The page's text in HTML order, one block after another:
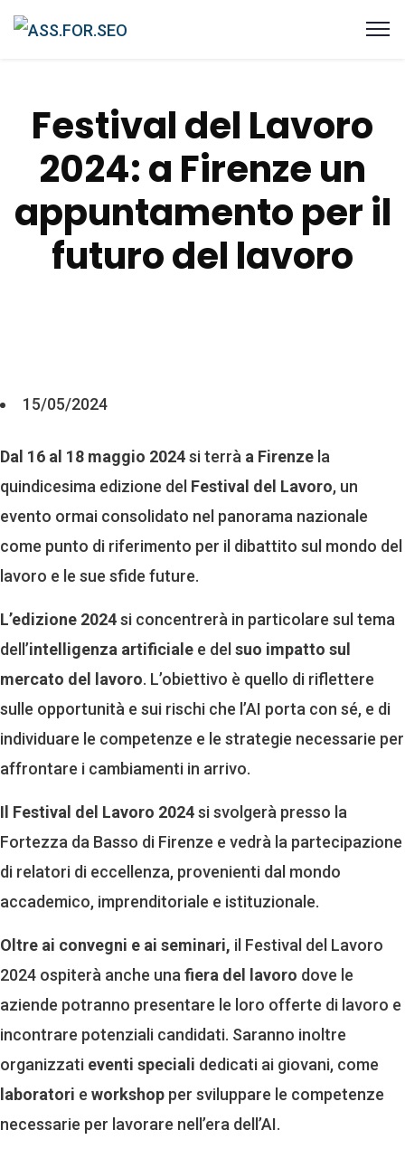
Festival del Lavoro
2024: a Firenze un
appuntamento per il
futuro del lavoro
15/05/2024
Dal 16 al 18 maggio 2024si terrà a Firenze la
quindicesima edizione del Festival del Lavoro, un
evento ormai consolidato nel panorama nazionale
come punto di riferimento per il dibattito sul mondo del
lavoro e le sue sfide future.
L’edizione 2024si concentrerà in particolare sul tema
dell’intelligenza artificiale e delsuo impatto sul
mercato del lavoro. L’obiettivo è quello di riflettere
sulle opportunità e sui rischi che l’AI porta con sé, e di
individuare le competenze e le strategie necessarie per
affrontare i cambiamenti in arrivo.
Il Festival del Lavoro 2024si svolgerà presso la
Fortezza da Basso di Firenze e vedrà la partecipazione
di relatori di eccellenza, provenienti dal mondo
accademico, imprenditoriale e istituzionale.
Oltre ai convegni e ai seminari, il Festival del Lavoro
2024 ospiterà anche una fiera del lavoro dove le
aziende potranno presentare le loro offerte di lavoro e
incontrare potenziali candidati. Saranno inoltre
organizzati eventi speciali dedicati ai giovani, come
laboratori e workshop per sviluppare le competenze
necessarie per lavorare nell’era dell’AI.